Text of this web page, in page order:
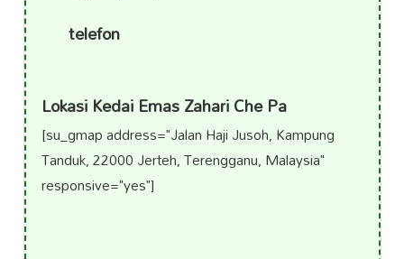
telefon
Lokasi Kedai Emas Zahari Che Pa
[su_gmap address="Jalan Haji Jusoh, Kampung
Tanduk, 22000 Jerteh, Terengganu, Malaysia"
responsive="yes"]